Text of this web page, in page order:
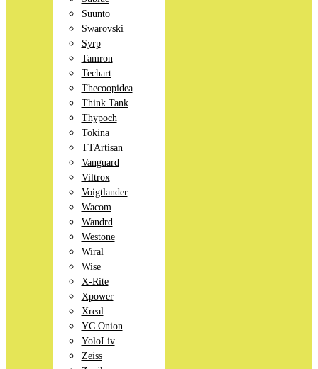
Suunto
Swarovski
Syrp
Tamron
Techart
Thecoopidea
Think Tank
Thypoch
Tokina
TTArtisan
Vanguard
Viltrox
Voigtlander
Wacom
Wandrd
Westone
Wiral
Wise
X-Rite
Xpower
Xreal
YC Onion
YoloLiv
Zeiss